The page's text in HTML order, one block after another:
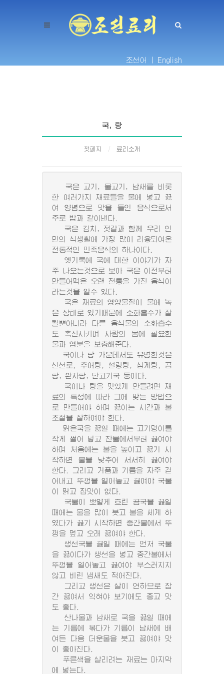
조선어 | English
국, 탕
첫페지 료리소개
국은 고기, 물고기, 남새를 비롯
한 여러가지 재료들을 물에 넣고 끓
여 양념으로 맛을 들인 음식으로서
주로 밥과 같이낸다.
국은 김치, 젓갈과 함께 우리 인
민의 식생활에 가장 많이 리용되여온
전통적인 민족음식의 하나이다.
옛기록에 국에 대한 이야기가 자
주 나오는것으로 보아 국은 이전부터
만들어먹은 오랜 전통을 가진 음식이
라는것을 알수 있다.
국은 재료의 영양물질이 물에 녹
은 상태로 있기때문에 소화흡수가 잘
될뿐아니라 다른 음식물의 소화흡수
도 촉진시키며 사람의 몸에 필요한
물과 염분을 보충해준다.
국이나 탕 가운데서도 유명한것은
신선로, 추어탕, 설렁탕, 삼계탕, 곰
탕, 완자탕, 단고기국 등이다.
국이나 탕을 맛있게 만들려면 재
료의 특성에 따라 그에 맞는 방법으
로 만들어야 하며 끓이는 시간과 불
조절을 잘하여야 한다.
맑은국을 끓일 때에는 고기덩이를
작게 썰어 넣고 찬물에서부터 끓여야
하며 처음에는 불을 높이고 끓기 시
작하면 불을 낮추어 서서히 끓여야
한다. 그리고 거품과 기름을 자주 걷
어내고 뚜껑을 열어놓고 끓여야 국물
이 맑고 잡맛이 없다.
국물이 뽀얗게 흐린 곰국을 끓일
때에는 물을 많이 붓고 불을 세게 하
였다가 끓기 시작하면 중간불에서 뚜
껑을 덮고 오래 끓여야 한다.
생선국을 끓일 때에는 먼저 국물
을 끓이다가 생선을 넣고 중간불에서
뚜껑을 열어놓고 끓여야 부스러지지
않고 비린 냄새도 적어진다.
그리고 생선은 살이 연하므로 잠
간 끓여서 익혀야 보기에도 좋고 맛
도 좋다.
산나물과 남새로 국을 끓일 때에
는 기름에 볶다가 기름이 남새에 배
여든 다음 더운물을 붓고 끓여야 맛
이 좋아진다.
푸른색을 살리려는 재료는 마지막
에 넣는다.